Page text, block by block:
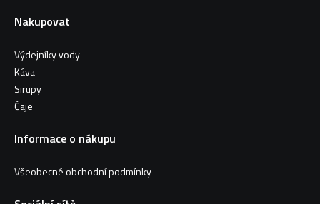
Nakupovat
Výdejníky vody
Káva
Sirupy
Čaje
Informace o nákupu
Všeobecné obchodní podmínky